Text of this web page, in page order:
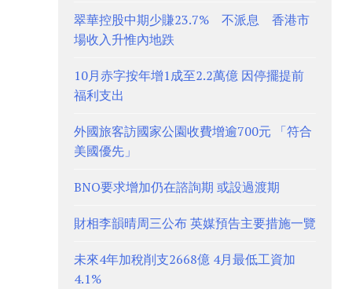
翠華控股中期少賺23.7% 不派息 香港市
場收入升惟內地跌
10月赤字按年增1成至2.2萬億 因停擺提前
福利支出
外國旅客訪國家公園收費增逾700元 「符合
美國優先」
BNO要求增加仍在諮詢期 或設過渡期
財相李韻晴周三公布 英媒預告主要措施一覽
未來4年加稅削支2668億 4月最低工資加
4.1%